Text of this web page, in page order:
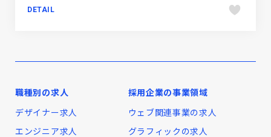
DETAIL
職種別の求人
デザイナー求人
エンジニア求人
採用企業の事業領域
ウェブ関連事業の求人
グラフィックの求人